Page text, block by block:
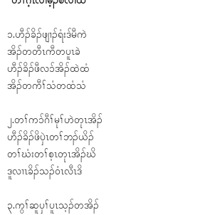
၁.ဟီၣ်ခိၣ်ဖျၢၣ်ရံးဒ်မီကဲ
အိၣ်တတီၤကီတပူၤခဲ
ဟီၣ်ခိၣ်ဖီလ၁်အိၣ်ထဲထံ
အိၣ်တကီၢ်သံတထံသံ
၂.တၢ်က၁်ဂီၢ်မုၢ်ဟဲတုၤအိၣ်
ဟီၣ်ခိၣ်ဖိၦဲၤတၢ်ဘၣ်ယိၣ်
တၢ်ဃံးတၢ်စ့ၤတုၤအိၣ်ဃိ
ဒူလၢၤခိၣ်သၣ်ဝံၤလီၤဒိ
၃.ကွၢ်ဆူၦၢ်ပူၤသ့ၣ်တအိၣ်